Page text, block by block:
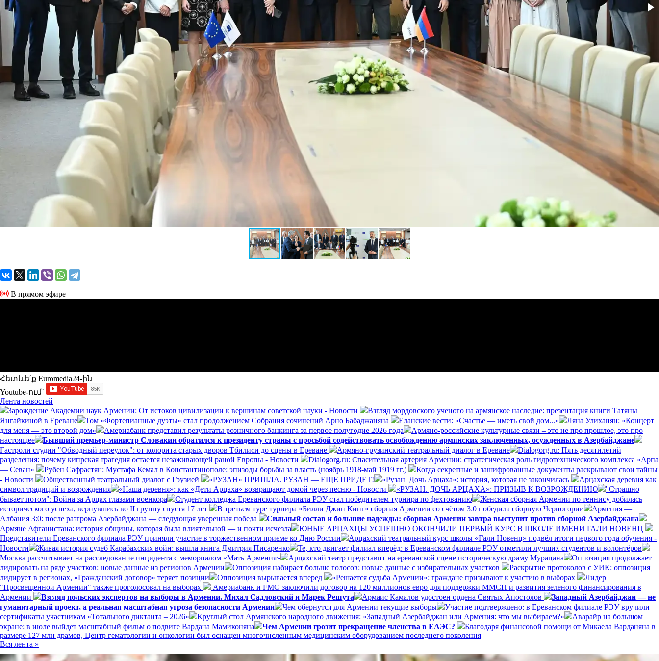
В прямом эфире
Հետևե՛ք Euromedia24-ին
Youtube-ում`
Лента новостей
Зарождение Академии наук Армении: От истоков цивилизации к вершинам советской науки - Новости
Взгляд мордовского ученого на армянское наследие: презентация книги Татяны
Янгайкиной в Ереване
Том «Фортепианные дуэты» стал продолжением Собрания сочинений Арно Бабаджаняна Еланские вести: «Счастье — иметь свой дом...»
Ляна Улиханян: «Концерт
для меня — это второй дом»
Америабанк представил результаты розничного банкинга за первое полугодие 2026 года
Армяно-российские культурные связи – это не про прошлое, это про
настоящее
Бывший премьер-министр Словакии обратился к президенту страны с просьбой содействовать освобождению армянских заключенных, осужденных в Азербайджане
Гастроли студии "Обводный переулок": от колорита старых дворов Тбилиси до сцены в Ереване
Армяно-грузинский театральный диалог в Ереване
Dialogorg.ru: Пять десятилетий
разделения: почему кипрская трагедия остается незаживающей раной Европы - Новости
Dialogorg.ru: Спасительная артерия Армении: стратегическая роль гидротехнического комплекса «Арпа
— Севан»
Рубен Сафрастян: Мустафа Кемал в Константинополе: эпизоды борьбы за власть (ноябрь 1918-май 1919 гг.)
Когда секретные и зашифрованные документы раскрывают свои тайны
- Новости
Общественный театральный диалог с Грузией «РУЗАН» ПРИШЛА. РУЗАН — ЕЩЕ ПРИДЕТ! «Рузан. Дочь Арцаха»: история, которая не закончилась
Арцахская деревня как
символ традиций и возрождения
«Наша деревня»: как «Дети Арцаха» возвращают домой через песню - Новости «РУЗАН. ДОЧЬ АРЦАХА»: ПРИЗЫВ К ВОЗРОЖДЕНИЮ
"Страшно
бывает потом": Война за Арцах глазами военкора
Студент колледжа Ереванского филиала РЭУ стал победителем турнира по фехтованию
Женская сборная Армении по теннису добилась
исторического успеха, вернувшись во II группу спустя 17 лет
В третьем туре турнира «Билли Джин Кинг» сборная Армении со счётом 3:0 победила сборную Черногории
Армения —
Албания 3:0: после разгрома Азербайджана — следующая уверенная победа
Сильный состав и большие надежды: сборная Армении завтра выступит против сборной Азербайджана
Армяне Афганистана: история общины, которая была влиятельной — и почти исчезла
ЮНЫЕ АРЦАХЦЫ УСПЕШНО ОКОНЧИЛИ ПЕРВЫЙ КУРС В ШКОЛЕ ИМЕНИ ГАЛИ НОВЕНЦ
Представители Ереванского филиала РЭУ приняли участие в торжественном приеме ко Дню России
Арцахский театральный курс школы «Гали Новенц» подвёл итоги первого года обучения -
Новости
Живая история судеб Карабахских войн: вышла книга Дмитрия Писаренко
Те, кто двигает филиал вперёд: в Ереванском филиале РЭУ отметили лучших студентов и волонтёров
Москва рассчитывает на расследование инцидента с мемориалом «Мать Армения»
Арцахский театр представит на ереванской сцене историческую драму Мурацана
Оппозиция продолжает
лидировать на ряде участков: новые данные из регионов Армении
Оппозиция набирает больше голосов: новые данные с избирательных участков
Раскрытие протоколов с УИК: оппозиция
лидирует в регионах, «Гражданский договор» теряет позиции
Оппозиция вырывается вперед «Решается судьба Армении»: граждане призывают к участию в выборах
Лидер
"Просвещенной Армении" также проголосовал на выборах
Америабанк и FMO заключили договор на 120 миллионов евро для поддержки ММСП и развития зеленого финансирования в
Армении
Взгляд польских экспертов на выборы в Армении. Михал Садловский и Марек Решута Армаис Камалов удостоен ордена Святых Апостолов
Западный Азербайджан — не
гуманитарный проект, а реальная масштабная угроза безопасности Армении
Чем обернутся для Армении текущие выборы
Участие подтверждено: в Ереванском филиале РЭУ вручили
сертификаты участникам «Тотального диктанта – 2026»
Круглый стол Армянского народного движения: «Западный Азербайджан или Армения: что мы выбираем?»
Аварайр на большом
экране: в июле выйдет масштабный фильм о подвиге Вардана Мамиконяна
Чем Армении грозит прекращение членства в ЕАЭС?
Благодаря финансовой помощи от Микаела Варданяна в
размере 127 млн драмов, Центр гематологии и онкологии был оснащен многочисленным медицинским оборудованием последнего поколения
Вся лента »